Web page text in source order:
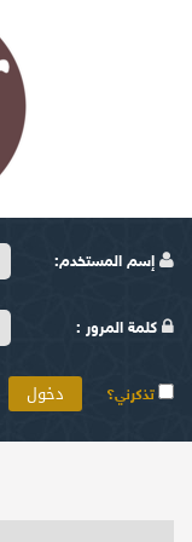
إسم المستخدم:
كلمة المرور :
تذكرني؟